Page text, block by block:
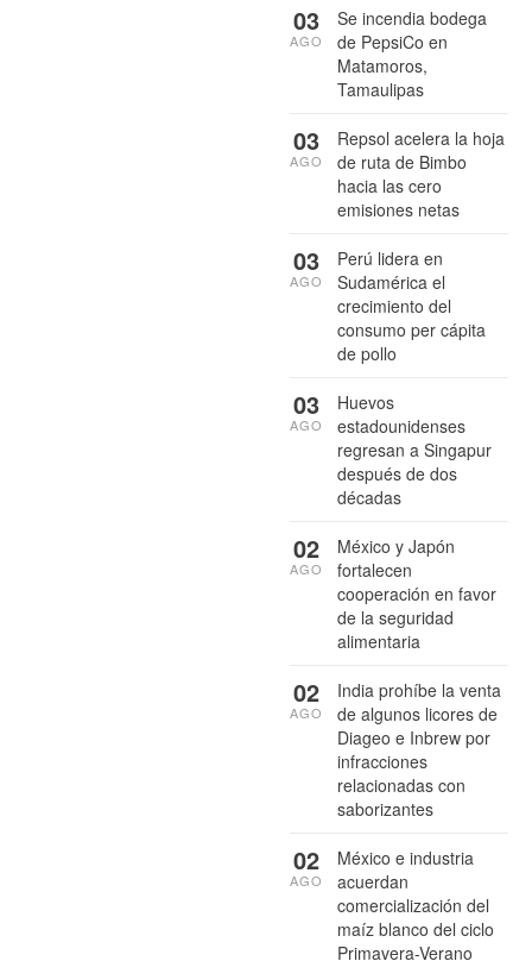
Se incendia bodega
de PepsiCo en
Matamoros,
Tamaulipas
03
AGO
Repsol acelera la hoja
de ruta de Bimbo
hacia las cero
emisiones netas
03
AGO
Perú lidera en
Sudamérica el
crecimiento del
consumo per cápita
de pollo
03
AGO
Huevos
estadounidenses
regresan a Singapur
después de dos
décadas
03
AGO
México y Japón
fortalecen
cooperación en favor
de la seguridad
alimentaria
02
AGO
India prohíbe la venta
de algunos licores de
Diageo e Inbrew por
infracciones
relacionadas con
saborizantes
02
AGO
México e industria
acuerdan
comercialización del
maíz blanco del ciclo
Primavera-Verano
02
AGO